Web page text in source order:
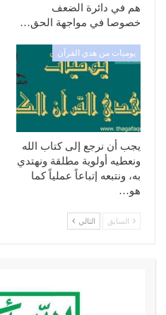
هم في دائرة الضعف
خصوصا في مواجهة الحق…
يوميات من هدي القرآن
يجب أن نرجع إلى كتاب الله
ونعطيه أولوية مطلقة ونهتدي
به، ونتبعه إتباعاً عملياً كما
هو…
السابق التالي